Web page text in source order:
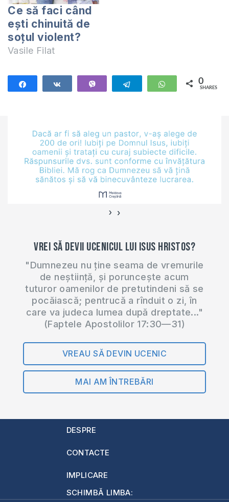
Ce să faci când
eşti chinuită de
soţul violent?
Vasile Filat
Telegram WhatsApp
0
SHARES
‹ ›
Vrei să devii ucenicul lui Isus Hristos?
"Dumnezeu nu ține seama de vremurile
de neștiință, și poruncește acum
tuturor oamenilor de pretutindeni să se
pocăiască; pentrucă a rînduit o zi, în
care va judeca lumea după dreptate..."
(Faptele Apostolilor 17:30—31)
VREAU SĂ DEVIN UCENIC
MAI AM ÎNTREBĂRI
DESPRE
CONTACTE
IMPLICARE
SCHIMBĂ LIMBA: